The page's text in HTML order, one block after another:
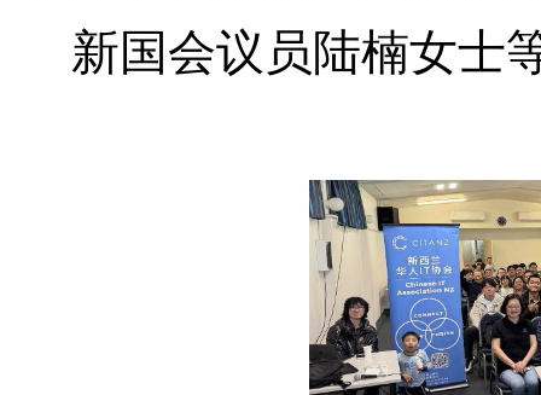
新国会议员陆楠女士